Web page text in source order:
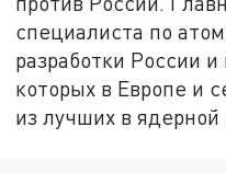
специалиста по
разработки России
которых в Европе и
из лучших в ядерной